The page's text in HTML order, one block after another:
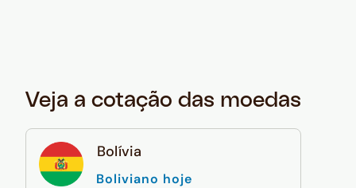
Veja a cotação das moedas
Bolívia
Boliviano hoje